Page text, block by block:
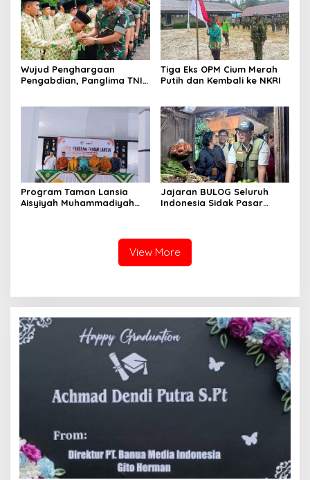
Wujud Penghargaan
Pengabdian, Panglima TNI
Tiga Eks OPM Cium Merah
Putih dan Kembali ke NKRI
Program Taman Lansia
Aisyiyah Muhammadiyah
Jajaran BULOG Seluruh
Indonesia Sidak Pasar
Stabil Selama Ramadhan
dan Lebaran 2026
View More